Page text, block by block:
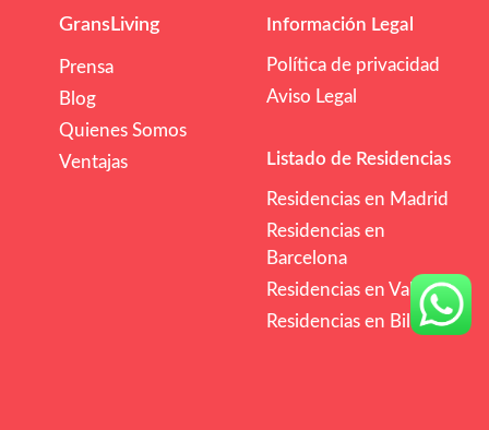
GransLiving
Prensa
Blog
Quienes Somos
Ventajas
Información Legal
Política de privacidad
Aviso Legal
Listado de Residencias
Residencias en Madrid
Residencias en
Barcelona
Residencias en Valencia
Residencias en Bilbao